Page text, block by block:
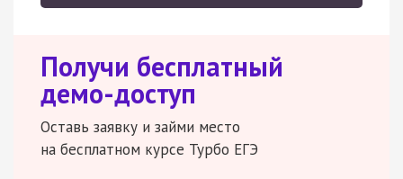
Получи бесплатный
демо-доступ
Оставь заявку и займи место
на бесплатном курсе Турбо ЕГЭ